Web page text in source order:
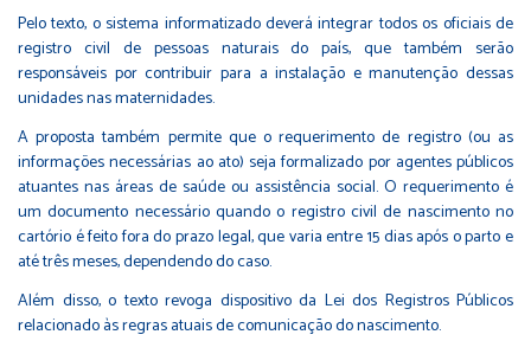
Pelo texto, o sistema informatizado deverá integrar todos os oficiais de
registro civil de pessoas naturais do país, que também serão
responsáveis por contribuir para a instalação e manutenção dessas
unidades nas maternidades.
A proposta também permite que o requerimento de registro (ou as
informações necessárias ao ato) seja formalizado por agentes públicos
atuantes nas áreas de saúde ou assistência social. O requerimento é
um documento necessário quando o registro civil de nascimento no
cartório é feito fora do prazo legal, que varia entre 15 dias após o parto e
até três meses, dependendo do caso.
Além disso, o texto revoga dispositivo da Lei dos Registros Públicos
relacionado às regras atuais de comunicação do nascimento.